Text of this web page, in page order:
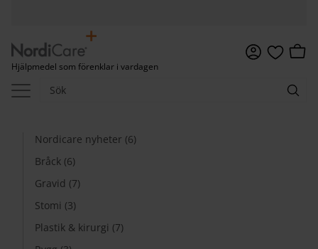
Hjälpmedel som förenklar i vardagen
Favoriter
Nordicare nyheter (6)
Bråck (6)
Gravid (7)
Stomi (3)
Plastik & kirurgi (7)